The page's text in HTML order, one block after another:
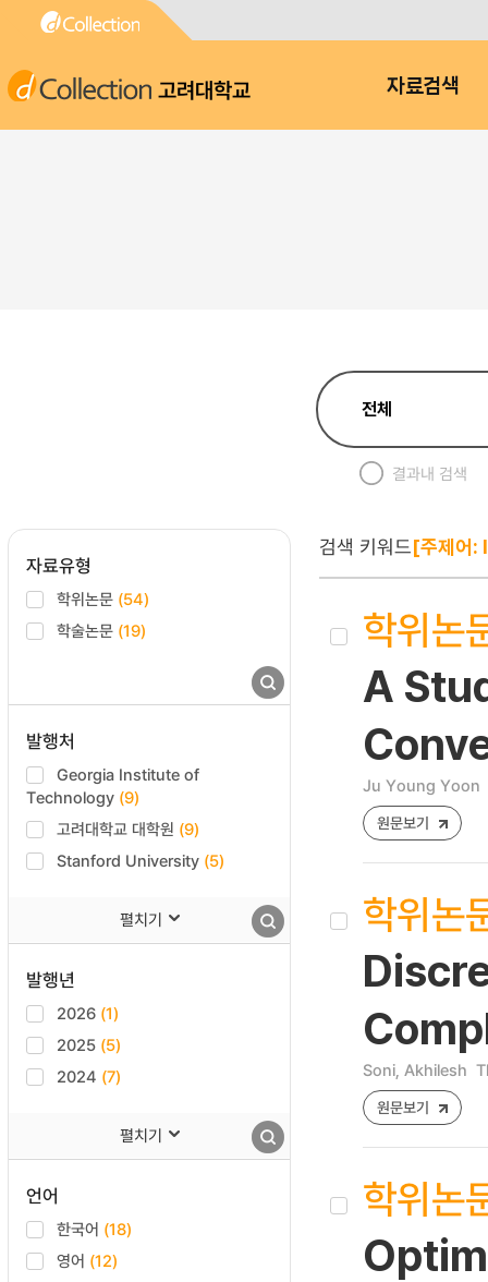
고려대학교 자료검색
결과내 검색
자료유형
학위논문 (54)
학술논문 (19)
발행처
Georgia Institute of
Technology (9)
고려대학교 대학원 (9)
Stanford University (5)
펼치기
발행년
2026 (1)
2025 (5)
2024 (7)
펼치기
언어
한국어 (18)
영어 (12)
검색 키워드[주제
학위논
A
Ju Young Yoon
원문보기
학위논
Soni, Akhilesh
원문보기
학위논